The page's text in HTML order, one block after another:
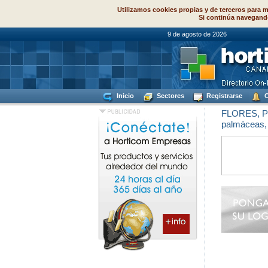
Utilizamos cookies propias y de terceros para
Si continúa
9 de agosto de
Inicio Sectores Registrarse
FLORES,